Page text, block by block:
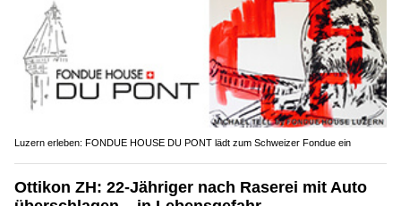
Luzern erleben: FONDUE HOUSE DU PONT lädt zum Schweizer Fondue ein
Ottikon ZH: 22-Jähriger nach Raserei mit Auto